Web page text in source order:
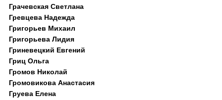
Грачевская Светлана
Гревцева Надежда
Григорьев Михаил
Григорьева Лидия
Гриневецкий Евгений
Гриц Ольга
Громов Николай
Громовикова Анастасия
Груева Елена